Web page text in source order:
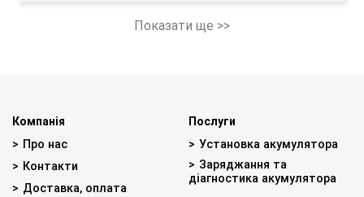
Показати ще >>
Компанія
Про нас
Контакти
Доставка, оплата
Послуги
Установка акумулятора
Заряджання та
діагностика акумулятора